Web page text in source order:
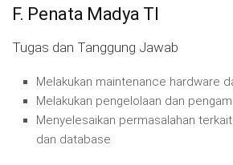
F. Penata Madya TI
Tugas dan Tanggung Jawab
Melakukan maintenance hardware
Melakukan pengelolaan dan
Menyelesaikan permasalahan
dan database